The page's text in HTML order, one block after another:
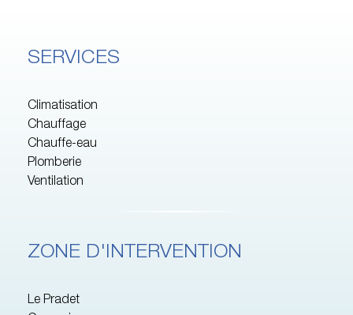
SERVICES
Climatisation
Chauffage
Chauffe-eau
Plomberie
Ventilation
ZONE D'INTERVENTION
Le Pradet